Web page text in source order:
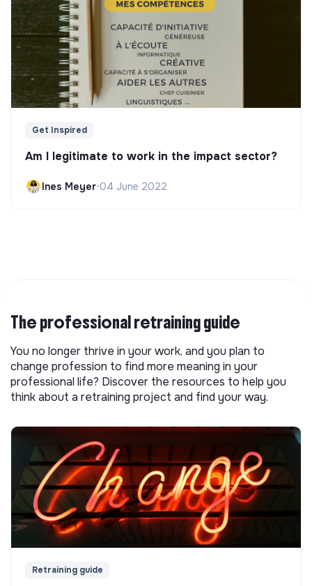
Get Inspired
Am I legitimate to work in the impact sector?
Ines Meyer•04 June 2022
The professional retraining guide
You no longer thrive in your work, and you plan to
change profession to find more meaning in your
professional life? Discover the resources to help you
think about a retraining project and find your way.
Retraining guide